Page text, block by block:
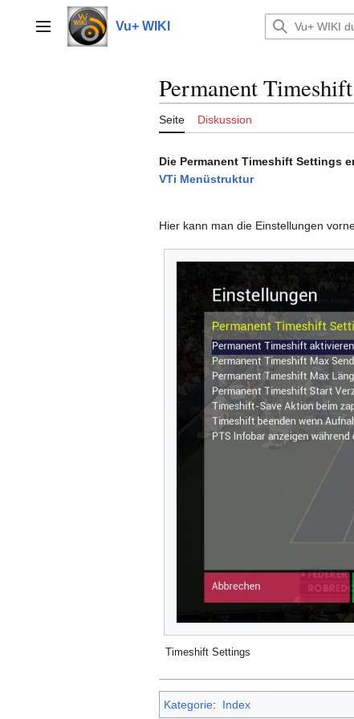
springenHauptmenü Vu+ WIKI
Permanent
Seite Diskussion
Die Permanent Timeshift Settings
VTi Menüstruktur
Hier kann man die Einstellungen
Timeshift Settings
Kategorie: Index